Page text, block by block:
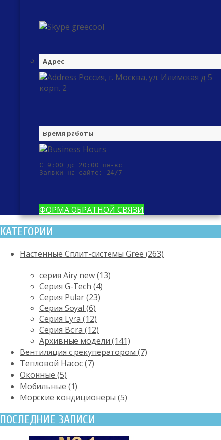
greecool
Адрес
Россия, г. Москва, ул. Илимская д 5
корп. 2
Время работы
С 9:00 до 20:00 пн-вс
Заявки на сайте: 24/7
ФОРМА ОБРАТНОЙ СВЯЗИ
КАТЕГОРИИ
Настенные Сплит-системы Gree (263)
серия Airy new (13)
Серия G-Tech (4)
Серия Pular (23)
Cерия Soyal (6)
Серия Lyra (12)
Серия Bora (12)
Архивные модели (141)
Вентиляция с рекуператором (7)
Тепловой Насос (7)
Оконные (5)
Мобильные (1)
Морские кондиционеры (5)
ПОСЛЕДНИЕ ЗАПИСИ